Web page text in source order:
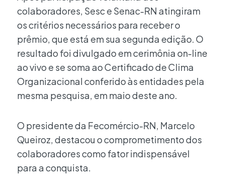
colaboradores, Sesc e Senac-RN atingiram
os critérios necessários para receber o
prêmio, que está em sua segunda edição. O
resultado foi divulgado em cerimônia on-line
ao vivo e se soma ao Certificado de Clima
Organizacional conferido às entidades pela
mesma pesquisa, em maio deste ano.
O presidente da Fecomércio-RN, Marcelo
Queiroz, destacou o comprometimento dos
colaboradores como fator indispensável
para a conquista.